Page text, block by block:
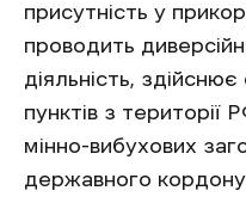
присутність у
проводить
діяльність,
пунктів з території
мінно-вибухових
державного кордону